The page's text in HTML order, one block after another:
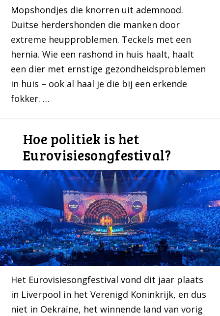
Mopshondjes die knorren uit ademnood.
Duitse herdershonden die manken door
extreme heupproblemen. Teckels met een
hernia. Wie een rashond in huis haalt, haalt
een dier met ernstige gezondheidsproblemen
in huis – ook al haal je die bij een erkende
fokker. …
Hoe politiek is het
Eurovisiesongfestival?
Het Eurovisiesongfestival vond dit jaar plaats
in Liverpool in het Verenigd Koninkrijk, en dus
niet in Oekraïne, het winnende land van vorig